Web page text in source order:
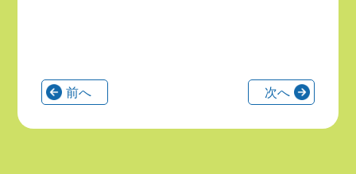
前へ 次へ